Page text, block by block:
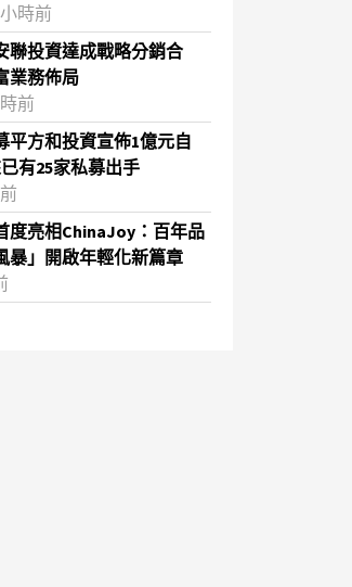
時前
聯投資達成戰略分銷合
業務佈局
前
平方和投資宣佈1億元自
有25家私募出手
度亮相ChinaJoy：百年品
暴」開啟年輕化新篇章